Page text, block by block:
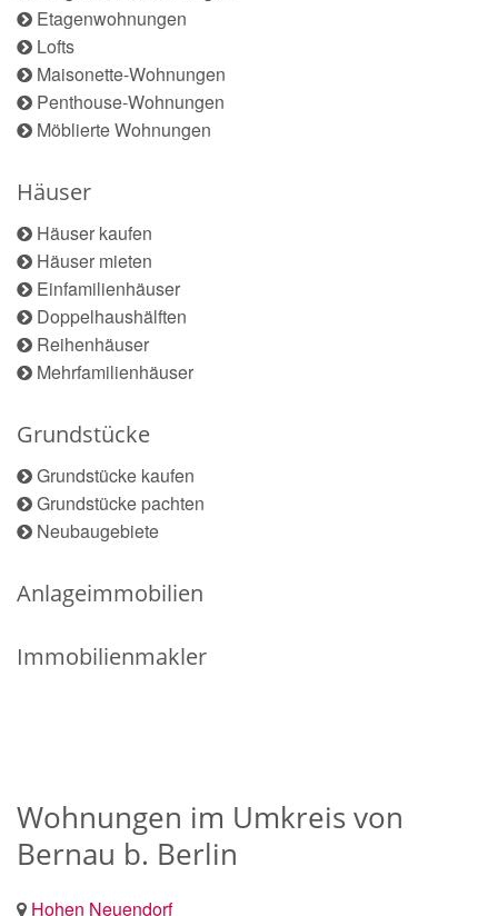
Etagenwohnungen
Lofts
Maisonette-Wohnungen
Penthouse-Wohnungen
Möblierte Wohnungen
Häuser
Häuser kaufen
Häuser mieten
Einfamilienhäuser
Doppelhaushälften
Reihenhäuser
Mehrfamilienhäuser
Grundstücke
Grundstücke kaufen
Grundstücke pachten
Neubaugebiete
Anlageimmobilien
Immobilienmakler
Wohnungen im Umkreis von
Bernau b. Berlin
Hohen Neuendorf